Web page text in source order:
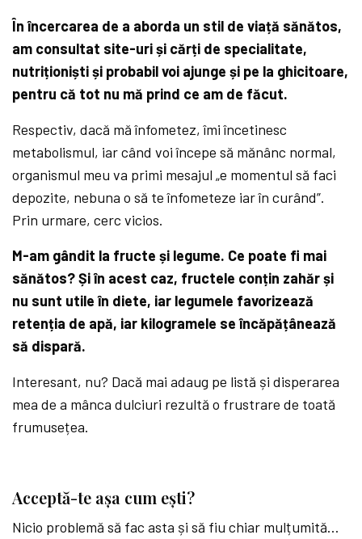
În încercarea de a aborda un stil de viață sănătos,
am consultat site-uri și cărți de specialitate,
nutriționiști și probabil voi ajunge și pe la ghicitoare,
pentru că tot nu mă prind ce am de făcut.
Respectiv, dacă mă înfometez, îmi încetinesc
metabolismul, iar când voi începe să mănânc normal,
organismul meu va primi mesajul „e momentul să faci
depozite, nebuna o să te înfometeze iar în curând”.
Prin urmare, cerc vicios.
M-am gândit la fructe și legume. Ce poate fi mai
sănătos? Și în acest caz, fructele conțin zahăr și
nu sunt utile în diete, iar legumele favorizează
retenția de apă, iar kilogramele se încăpățânează
să dispară.
Interesant, nu? Dacă mai adaug pe listă și disperarea
mea de a mânca dulciuri rezultă o frustrare de toată
frumusețea.
Acceptă-te așa cum ești?
Nicio problemă să fac asta și să fiu chiar mulțumită…